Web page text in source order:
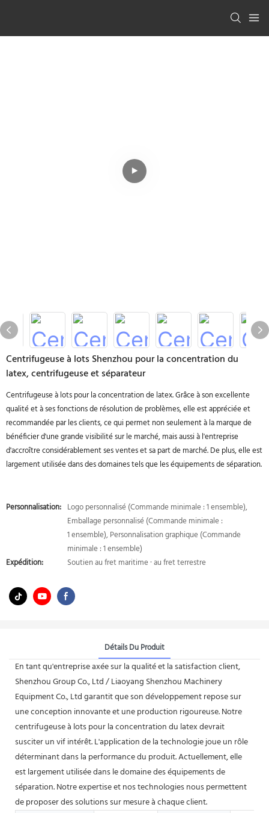
Centrifugeuse à lots Shenzhou pour la concentration du
latex, centrifugeuse et séparateur
Centrifugeuse à lots pour la concentration de latex. Grâce à son excellente
qualité et à ses fonctions de résolution de problèmes, elle est appréciée et
recommandée par les clients, ce qui permet non seulement à la marque de
bénéficier d'une grande visibilité sur le marché, mais aussi à l'entreprise
d'accroître considérablement ses ventes et sa part de marché. De plus, elle est
largement utilisée dans des domaines tels que les équipements de séparation.
Personnalisation: Logo personnalisé (Commande minimale : 1 ensemble),
Emballage personnalisé (Commande minimale :
1 ensemble), Personnalisation graphique (Commande
minimale : 1 ensemble)
Expédition:
Soutien au fret maritime · au fret terrestre
Détails Du Produit
En tant qu'entreprise axée sur la qualité et la satisfaction client,
Shenzhou Group Co., Ltd / Liaoyang Shenzhou Machinery
Equipment Co., Ltd garantit que son développement repose sur
une conception innovante et une production rigoureuse. Notre
centrifugeuse à lots pour la concentration du latex devrait
susciter un vif intérêt. L'application de la technologie joue un rôle
déterminant dans la performance du produit. Actuellement, elle
est largement utilisée dans le domaine des équipements de
séparation. Notre expertise et nos technologies nous permettent
de proposer des solutions sur mesure à chaque client.